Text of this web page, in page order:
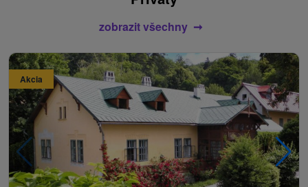
zobrazit všechny
Akcia